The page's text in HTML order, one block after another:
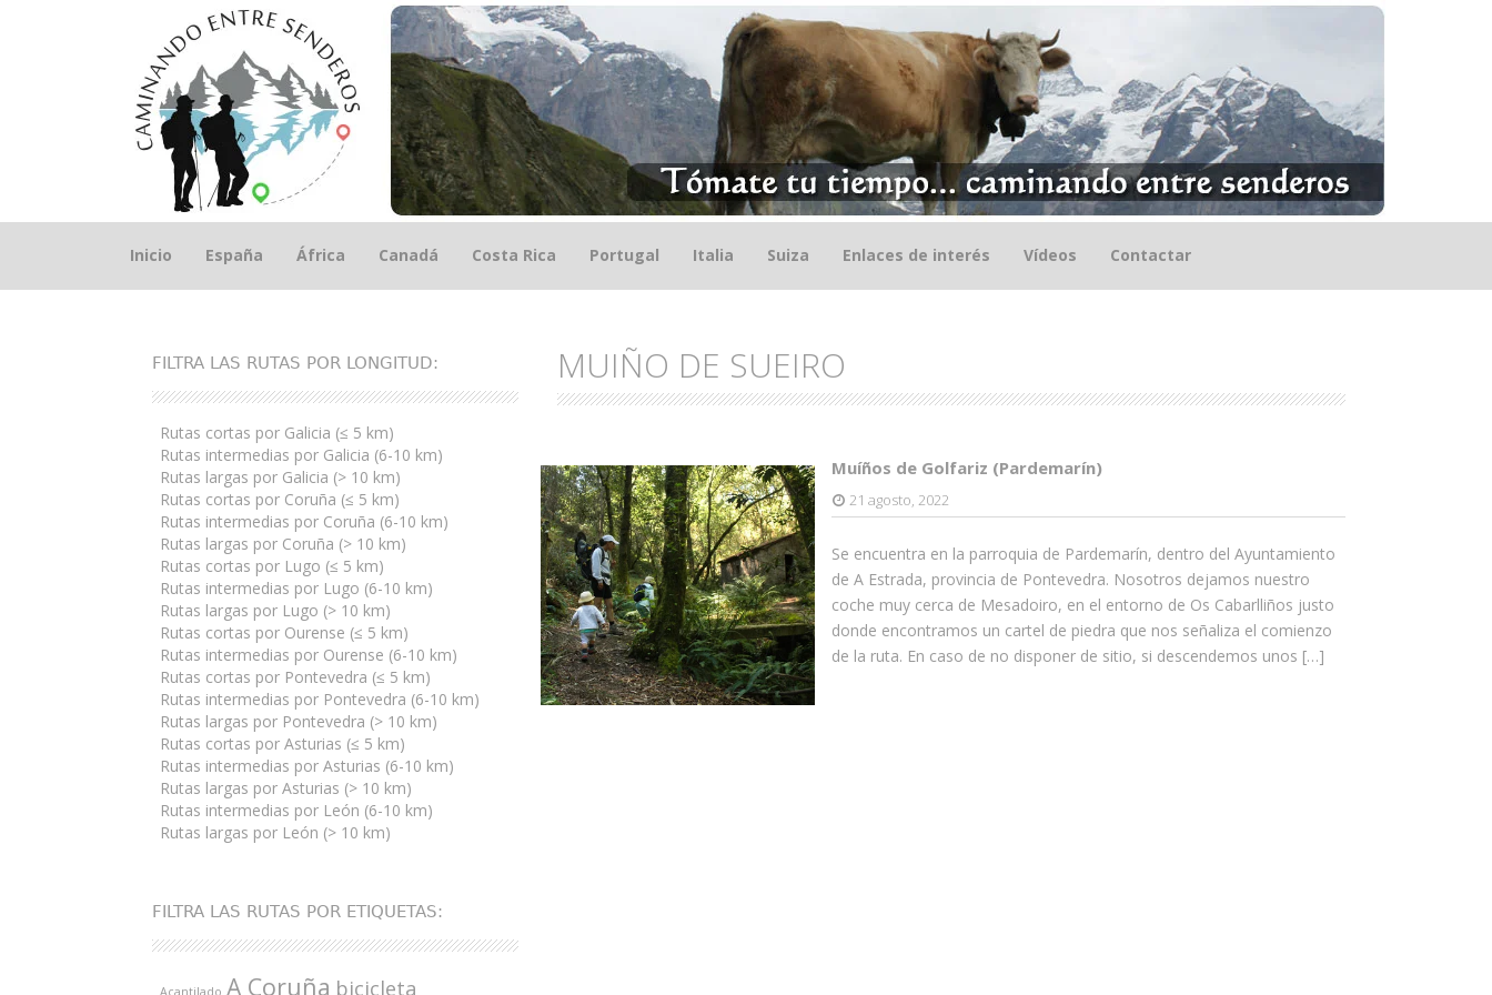
Saltar
Inicio España África Canadá Costa Rica Portugal Italia Suiza Enlaces de interés Vídeos Contactar
MUIÑO DE SUEIRO
Muíños de Golfariz (Pardemarín)
21 agosto, 2022
Se encuentra en la parroquia de Pardemarín, dentro del Ayuntamiento
de A Estrada, provincia de Pontevedra. Nosotros dejamos nuestro
coche muy cerca de Mesadoiro, en el entorno de Os Cabarlliños justo
donde encontramos un cartel de piedra que nos señaliza el comienzo
de la ruta. En caso de no disponer de sitio, si descendemos unos […]
FILTRA LAS RUTAS POR LONGITUD:
Rutas cortas por Galicia (≤ 5 km)
Rutas intermedias por Galicia (6-10 km)
Rutas largas por Galicia (> 10 km)
Rutas cortas por Coruña (≤ 5 km)
Rutas intermedias por Coruña (6-10 km)
Rutas largas por Coruña (> 10 km)
Rutas cortas por Lugo (≤ 5 km)
Rutas intermedias por Lugo (6-10 km)
Rutas largas por Lugo (> 10 km)
Rutas cortas por Ourense (≤ 5 km)
Rutas intermedias por Ourense (6-10 km)
Rutas cortas por Pontevedra (≤ 5 km)
Rutas intermedias por Pontevedra (6-10 km)
Rutas largas por Pontevedra (> 10 km)
Rutas cortas por Asturias (≤ 5 km)
Rutas intermedias por Asturias (6-10 km)
Rutas largas por Asturias (> 10 km)
Rutas intermedias por León (6-10 km)
Rutas largas por León (> 10 km)
FILTRA LAS RUTAS POR ETIQUETAS:
Acantilado A Coruña bicicleta